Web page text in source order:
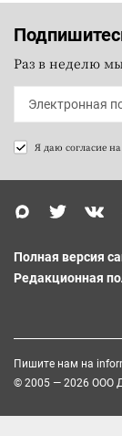
Раз в неделю
Я даю согласие на
Полная версия
Редакционная
Пишите нам на
© 2005 — 2026 ООО